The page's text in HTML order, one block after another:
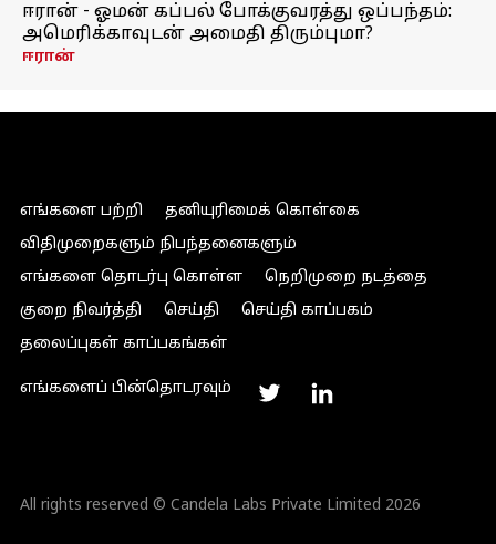
ஈரான் - ஓமன் கப்பல் போக்குவரத்து ஒப்பந்தம்:
அமெரிக்காவுடன் அமைதி திரும்புமா?
ஈரான்
எங்களை பற்றி
தனியுரிமைக் கொள்கை
விதிமுறைகளும் நிபந்தனைகளும்
எங்களை தொடர்பு கொள்ள
நெறிமுறை நடத்தை
குறை நிவர்த்தி
செய்தி
செய்தி காப்பகம்
தலைப்புகள் காப்பகங்கள்
எங்களைப் பின்தொடரவும்
All rights reserved © Candela Labs Private Limited 2026